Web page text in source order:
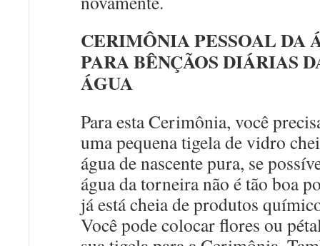
CERIMÔNIA PESSOAL DA
PARA BÊNÇÃOS DIÁRIAS
ÁGUA
Para esta Cerimônia, você
uma pequena tigela de vidro
água de nascente pura, se
água da torneira não é tão boa
já está cheia de produtos
Você pode colocar flores ou